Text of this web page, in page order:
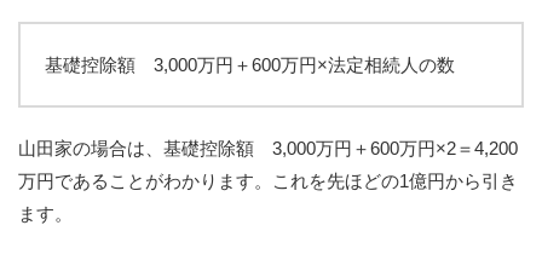
基礎控除額 3,000万円＋600万円×法定相続人の数
山田家の場合は、基礎控除額 3,000万円＋600万円×2＝4,200
万円であることがわかります。これを先ほどの1億円から引き
ます。